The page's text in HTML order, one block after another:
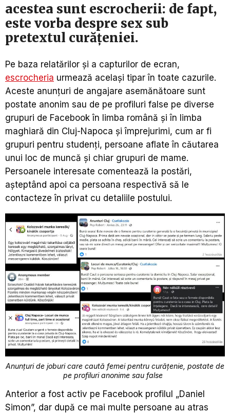
acestea sunt escrocherii: de fapt,
este vorba despre sex sub
pretextul curățeniei.
Pe baza relatărilor și a capturilor de ecran,
escrocheria urmează același tipar în toate cazurile.
Aceste anunțuri de angajare asemănătoare sunt
postate anonim sau de pe profiluri false pe diverse
grupuri de Facebook în limba română și în limba
maghiară din Cluj-Napoca și împrejurimi, cum ar fi
grupuri pentru studenți, persoane aflate în căutarea
unui loc de muncă și chiar grupuri de mame.
Persoanele interesate comentează la postări,
așteptând apoi ca persoana respectivă să le
contacteze în privat cu detaliile postului.
Anunțuri de joburi care caută femei pentru curățenie, postate de
pe profiluri anonime sau false
Anterior a fost activ pe Facebook profilul „Daniel
Simon”, dar după ce mai multe persoane au atras